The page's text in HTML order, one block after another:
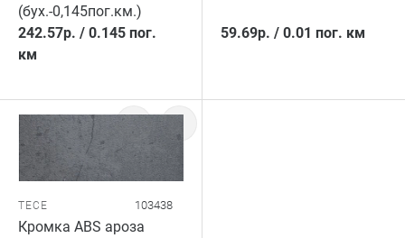
(бух.-0,145пог.км.)
242.57р. / 0.145 пог.
км
59.69р. / 0.01 пог. км
TECE 103438
Кромка ABS ароза